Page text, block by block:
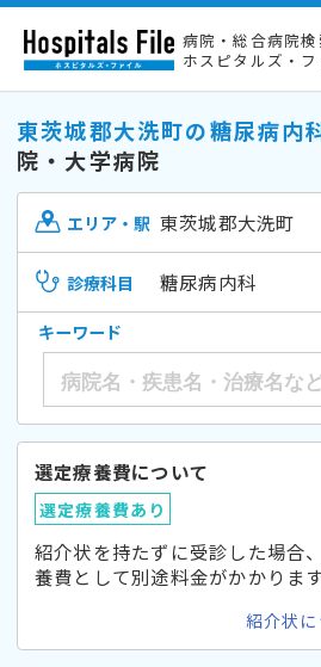
病院・総合病院検
ホスピタルズ・
東茨城郡大洗町の糖尿病内
院・大学病院
エリア・駅 東茨城郡大洗町
診療科目 糖尿病内科
キーワード
選定療養費について
選定療養費あり
紹介状を持たずに受診した場合
養費として別途料金がかかります
紹介状